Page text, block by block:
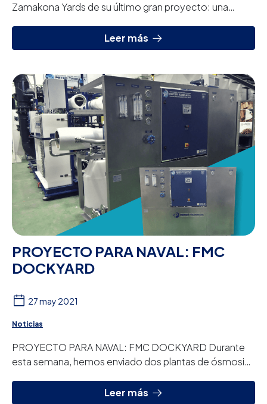
Zamakona Yards de su último gran proyecto: una
Leer más
PROYECTO PARA NAVAL: FMC
DOCKYARD
27 may 2021
Noticias
PROYECTO PARA NAVAL: FMC DOCKYARD Durante
esta semana, hemos enviado dos plantas de ósmosis
Leer más